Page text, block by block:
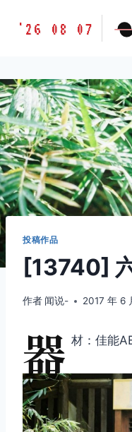
胶
味
道
LETSFILM
'26 08 07
投稿作品
[13740]
作者 闻说- 2017 年 6
器 材：佳能